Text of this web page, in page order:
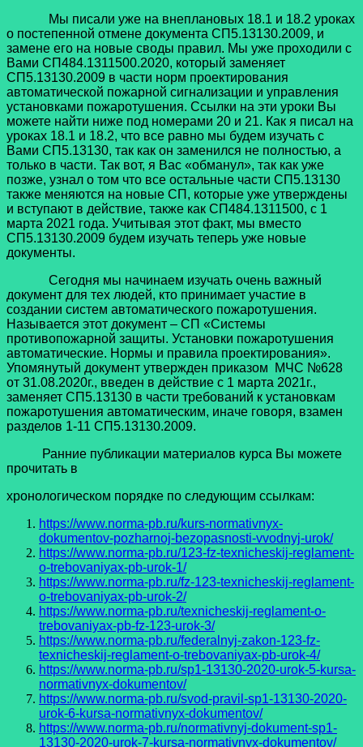
Мы писали уже на внеплановых 18.1 и 18.2 уроках
о постепенной отмене документа СП5.13130.2009, и
замене его на новые своды правил. Мы уже проходили с
Вами СП484.1311500.2020, который заменяет
СП5.13130.2009 в части норм проектирования
автоматической пожарной сигнализации и управления
установками пожаротушения. Ссылки на эти уроки Вы
можете найти ниже под номерами 20 и 21. Как я писал на
уроках 18.1 и 18.2, что все равно мы будем изучать с
Вами СП5.13130, так как он заменился не полностью, а
только в части. Так вот, я Вас «обманул», так как уже
позже, узнал о том что все остальные части СП5.13130
также меняются на новые СП, которые уже утверждены
и вступают в действие, также как СП484.1311500, с 1
марта 2021 года. Учитывая этот факт, мы вместо
СП5.13130.2009 будем изучать теперь уже новые
документы.
Сегодня мы начинаем изучать очень важный
документ для тех людей, кто принимает участие в
создании систем автоматического пожаротушения.
Называется этот документ – СП «Системы
противопожарной защиты. Установки пожаротушения
автоматические. Нормы и правила проектирования».
Упомянутый документ утвержден приказом МЧС №628
от 31.08.2020г., введен в действие с 1 марта 2021г.,
заменяет СП5.13130 в части требований к установкам
пожаротушения автоматическим, иначе говоря, взамен
разделов 1-11 СП5.13130.2009.
Ранние публикации материалов курса Вы можете
прочитать в
хронологическом порядке по следующим ссылкам:
https://www.norma-pb.ru/kurs-normativnyx-
dokumentov-pozharnoj-bezopasnosti-vvodnyj-urok/
https://www.norma-pb.ru/123-fz-texnicheskij-reglament-
o-trebovaniyax-pb-urok-1/
https://www.norma-pb.ru/fz-123-texnicheskij-reglament-
o-trebovaniyax-pb-urok-2/
https://www.norma-pb.ru/texnicheskij-reglament-o-
trebovaniyax-pb-fz-123-urok-3/
https://www.norma-pb.ru/federalnyj-zakon-123-fz-
texnicheskij-reglament-o-trebovaniyax-pb-urok-4/
https://www.norma-pb.ru/sp1-13130-2020-urok-5-kursa-
normativnyx-dokumentov/
https://www.norma-pb.ru/svod-pravil-sp1-13130-2020-
urok-6-kursa-normativnyx-dokumentov/
https://www.norma-pb.ru/normativnyj-dokument-sp1-
13130-2020-urok-7-kursa-normativnyx-dokumentov/